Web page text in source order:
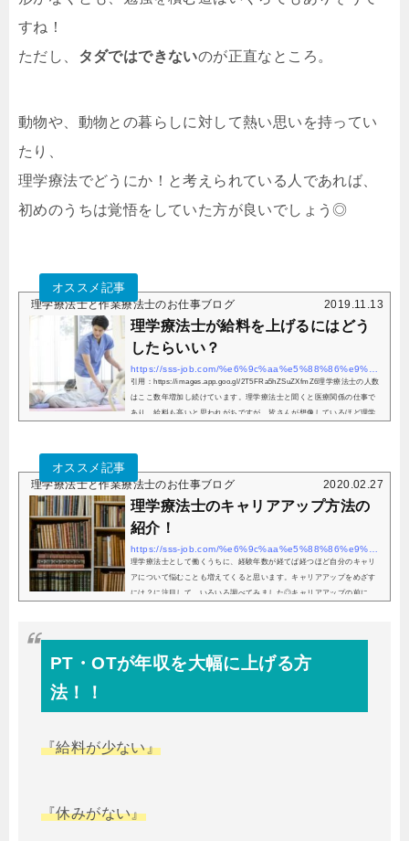
すね！
ただし、 タダではできないのが正直なところ。
動物や、動物との暮らしに対して熱い思いを持ってい
たり、
理学療法でどうにか！と考えられている人であれば、
初めのうちは覚悟をしていた方が良いでしょう◎
理学療法士と作業療法士のお仕事ブログ 2019.11.13
理学療法士が給料を上げるにはどう
したらいい？
https://sss-job.com/%e6%9c%aa%e5%88%86%e9%a1%9e/physical-therapist-raise-salary/
引用：https://images.app.goo.gl/2T5FRa5hZSuZXfmZ6理学療法士の人数
はここ数年増加し続けています。理学療法士と聞くと医療関係の仕事で
あり、給料も高いと思われがちですが、皆さんが想像しているほど理学
理学療法士と作業療法士のお仕事ブログ 2020.02.27
理学療法士のキャリアアップ方法の
紹介！
https://sss-job.com/%e6%9c%aa%e5%88%86%e9%a1%9e/physicaltherapist-career-enhancement-method/
理学療法士として働くうちに、経験年数が経てば経つほど自分のキャリ
アについて悩むことも増えてくると思います。キャリアアップをめざす
には？に注目して、いろいろ調べてみました◎キャリアアップの前に、
PT・OTが年収を大幅に上げる方
法！！
『給料が少ない』
『休みがない』